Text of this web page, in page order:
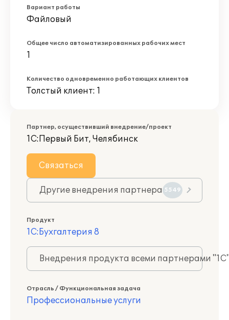
Вариант работы
Файловый
Общее число автоматизированных рабочих мест
1
Количество одновременно работающих клиентов
Толстый клиент: 1
Партнер, осуществивший внедрение/проект
1С:Первый Бит, Челябинск
Связаться
Другие внедрения партнера 5549
Продукт
1С:Бухгалтерия 8
Внедрения продукта всеми партнерами
Отрасль / Функциональная задача
Профессиональные услуги